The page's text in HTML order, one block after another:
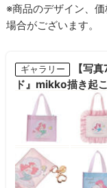
※商品のデザイン、
場合がございます。
ギャラリー
【写
ド』mikko描き起